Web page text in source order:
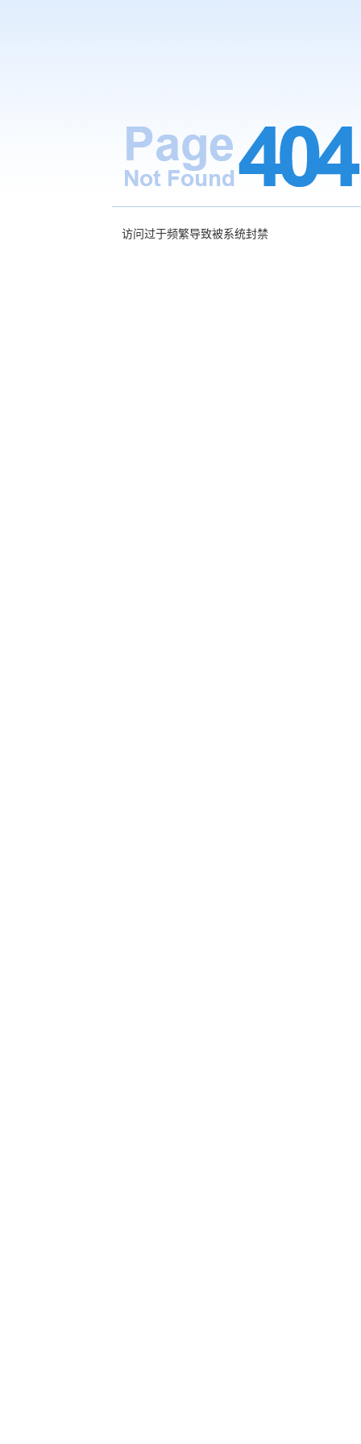
访问过于频繁导致被系统封禁